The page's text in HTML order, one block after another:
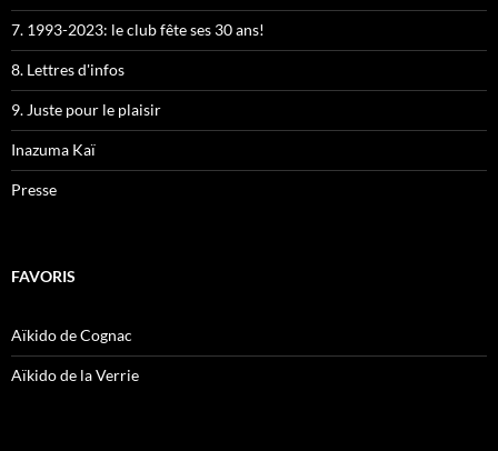
7. 1993-2023: le club fête ses 30 ans!
8. Lettres d'infos
9. Juste pour le plaisir
Inazuma Kaï
Presse
FAVORIS
Aïkido de Cognac
Aïkido de la Verrie